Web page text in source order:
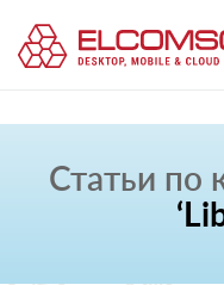
Статьи по